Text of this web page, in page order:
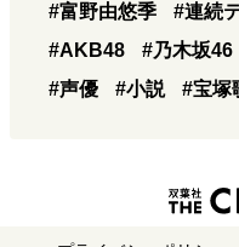
#富野由悠季 #連続
#AKB48
#乃木坂46
#声優
#小説 #宝塚